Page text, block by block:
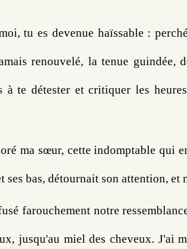
tu es devenue haïssable :
renouvelé, la tenue guindée,
à te détester et critiquer les
ma sœur, cette indomptable qui
ses bas, détournait son attention, et
farouchement notre
jusqu'au miel des cheveux. J'ai